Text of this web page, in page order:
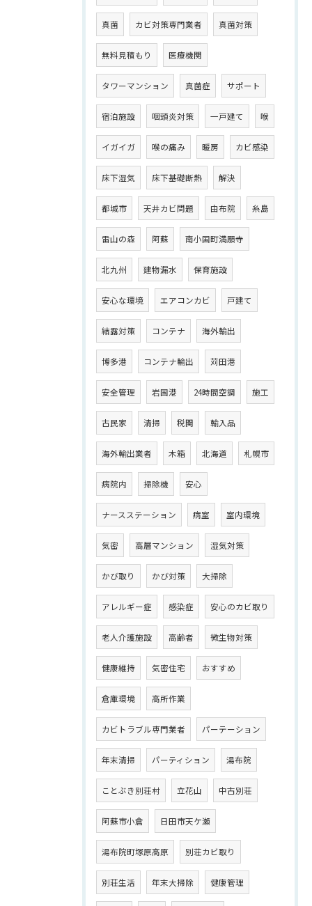
真菌 カビ対策専門業者 真菌対策
無料見積もり 医療機関
タワーマンション 真菌症 サポート
宿泊施設 咽頭炎対策 一戸建て 喉
イガイガ 喉の痛み 暖房 カビ感染
床下湿気 床下基礎断熱 解決
都城市 天井カビ問題 由布院 糸島
雷山の森 阿蘇 南小国町満願寺
北九州 建物漏水 保育施設
安心な環境 エアコンカビ 戸建て
結露対策 コンテナ 海外輸出
博多港 コンテナ輸出 苅田港
安全管理 岩国港 24時間空調 施工
古民家 清掃 税関 輸入品
海外輸出業者 木箱 北海道 札幌市
病院内 掃除機 安心
ナースステーション 病室 室内環境
気密 高層マンション 湿気対策
かび取り かび対策 大掃除
アレルギー症 感染症 安心のカビ取り
老人介護施設 高齢者 微生物対策
健康維持 気密住宅 おすすめ
倉庫環境 高所作業
カビトラブル専門業者 パーテーション
年末清掃 パーティション 湯布院
ことぶき別荘村 立花山 中古別荘
阿蘇市小倉 日田市天ケ瀬
湯布院町塚原高原 別荘カビ取り
別荘生活 年末大掃除 健康管理